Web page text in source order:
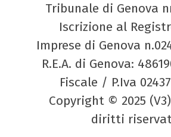
Tribunale di Genova
Iscrizione al
Imprese di Genova
R.E.A. di Genova:
Fiscale / P.Iva
Copyright © 2025
diritti